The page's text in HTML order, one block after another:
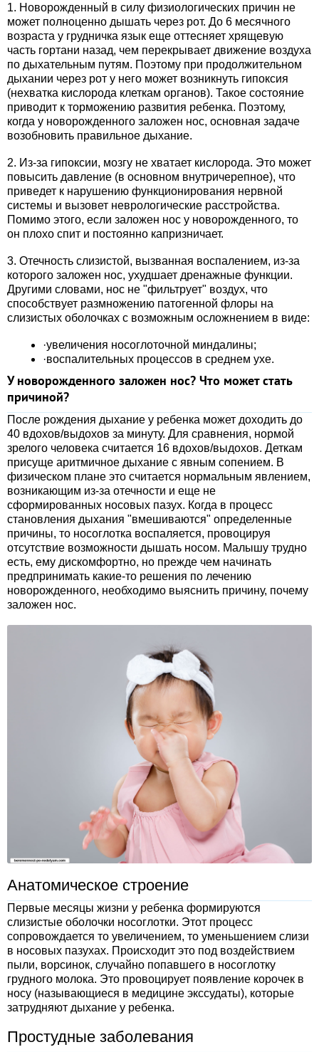
1. Новорожденный в силу физиологических причин не
может полноценно дышать через рот. До 6 месячного
возраста у грудничка язык еще оттесняет хрящевую
часть гортани назад, чем перекрывает движение воздуха
по дыхательным путям. Поэтому при продолжительном
дыхании через рот у него может возникнуть гипоксия
(нехватка кислорода клеткам органов). Такое состояние
приводит к торможению развития ребенка. Поэтому,
когда у новорожденного заложен нос, основная задаче
возобновить правильное дыхание.
2. Из-за гипоксии, мозгу не хватает кислорода. Это может
повысить давление (в основном внутричерепное), что
приведет к нарушению функционирования нервной
системы и вызовет неврологические расстройства.
Помимо этого, если заложен нос у новорожденного, то
он плохо спит и постоянно капризничает.
3. Отечность слизистой, вызванная воспалением, из-за
которого заложен нос, ухудшает дренажные функции.
Другими словами, нос не "фильтрует" воздух, что
способствует размножению патогенной флоры на
слизистых оболочках с возможным осложнением в виде:
·увеличения носоглоточной миндалины;
·воспалительных процессов в среднем ухе.
У новорожденного заложен нос? Что может стать
причиной?
После рождения дыхание у ребенка может доходить до
40 вдохов/выдохов за минуту. Для сравнения, нормой
зрелого человека считается 16 вдохов/выдохов. Деткам
присуще аритмичное дыхание с явным сопением. В
физическом плане это считается нормальным явлением,
возникающим из-за отечности и еще не
сформированных носовых пазух. Когда в процесс
становления дыхания "вмешиваются" определенные
причины, то носоглотка воспаляется, провоцируя
отсутствие возможности дышать носом. Малышу трудно
есть, ему дискомфортно, но прежде чем начинать
предпринимать какие-то решения по лечению
новорожденного, необходимо выяснить причину, почему
заложен нос.
Анатомическое строение
Первые месяцы жизни у ребенка формируются
слизистые оболочки носоглотки. Этот процесс
сопровождается то увеличением, то уменьшением слизи
в носовых пазухах. Происходит это под воздействием
пыли, ворсинок, случайно попавшего в носоглотку
грудного молока. Это провоцирует появление корочек в
носу (называющиеся в медицине экссудаты), которые
затрудняют дыхание у ребенка.
Простудные заболевания